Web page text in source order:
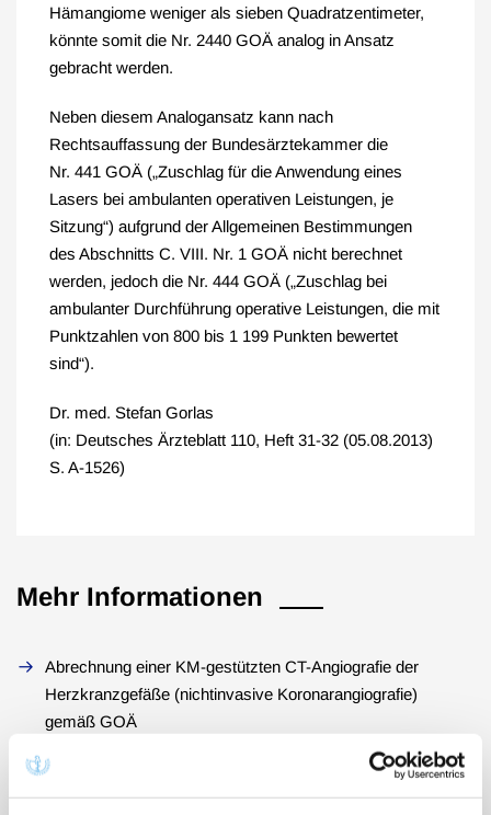
Hämangiome weniger als sieben Quadratzentimeter,
könnte somit die Nr. 2440 GOÄ analog in Ansatz
gebracht werden.
Neben diesem Analogansatz kann nach
Rechtsauffassung der Bundesärztekammer die
Nr. 441 GOÄ („Zuschlag für die Anwendung eines
Lasers bei ambulanten operativen Leistungen, je
Sitzung“) aufgrund der Allgemeinen Bestimmungen
des Abschnitts C. VIII. Nr. 1 GOÄ nicht berechnet
werden, jedoch die Nr. 444 GOÄ („Zuschlag bei
ambulanter Durchführung operative Leistungen, die mit
Punktzahlen von 800 bis 1 199 Punkten bewertet
sind“).
Dr. med. Stefan Gorlas
(in: Deutsches Ärzteblatt 110, Heft 31-32 (05.08.2013)
S. A-1526)
Mehr Informationen
Abrechnung einer KM-gestützten CT-Angiografie der
Herzkranzgefäße (nichtinvasive Koronarangiografie)
gemäß GOÄ
Richtigstellung zu dermatologischen Lasertherapien